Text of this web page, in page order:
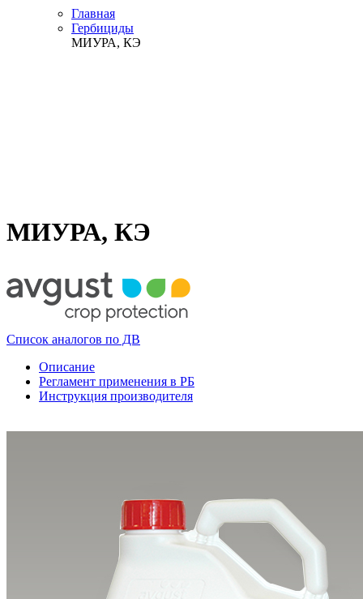
Главная
Гербициды
МИУРА, КЭ
МИУРА, КЭ
Список аналогов по ДВ
Описание
Регламент применения в РБ
Инструкция производителя